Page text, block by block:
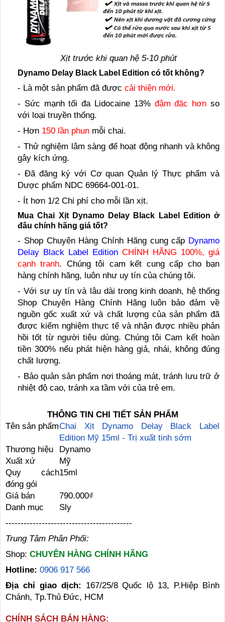
Xịt trước khi quan hệ 5-10 phút
Dynamo Delay Black Label Edition có tốt không?
- Là một sản phẩm đã được cải thiện mới.
- Sức mạnh tối đa Lidocaine 13% đậm đặc hơnso
với loại truyền thống.
- Hơn 150 lần phun mỗi chai.
- Thử nghiệm lâm sàng để hoạt động nhanh và không
gây kích ứng.
- Đã đăng ký với Cơ quan Quản lý Thực phẩm và
Dược phẩm NDC 69664-001-01.
- Ít hơn 1/2 Chi phí cho mỗi lần xịt.
Mua Chai Xịt Dynamo Delay Black Label Edition ở
đâu chính hãng giá tốt?
- Shop Chuyên Hàng Chính Hãng cung cấp Dynamo
Delay Black Label Edition CHÍNH HÃNG 100%, giá
cạnh tranh. Chúng tôi cam kết cung cấp cho bạn
hàng chính hãng, luôn như uy tín của chúng tôi.
- Với sự uy tín và lâu dài trong kinh doanh, hệ thống
Shop Chuyên Hàng Chính Hãng luôn bảo đảm về
nguồn gốc xuất xứ và chất lượng của sản phẩm đã
được kiểm nghiệm thực tế và nhận được nhiều phản
hồi tốt từ người tiêu dùng. Chúng tôi Cam kết hoàn
tiền 300% nếu phát hiện hàng giả, nhái, không đúng
chất lượng.
- Bảo quản sản phẩm nơi thoáng mát, tránh lưu trữ ở
nhiệt độ cao, tránh xa tầm với của trẻ em.
THÔNG TIN CHI TIẾT SẢN PHẨM
Tên sản phẩmChai Xịt Dynamo Delay Black Label
Edition Mỹ 15ml - Trị xuất tinh sớm
Thương hiệu
Dynamo
Xuất xứ
Mỹ
Quy cách
đóng gói
15ml
Giá bán
790.000₫
Danh mục
Sly
------------------------------------------
Trung Tâm Phân Phối:
Shop: CHUYÊN HÀNG CHÍNH HÃNG
Hotline: 0906 917 566
Địa chỉ giao dịch: 167/25/8 Quốc lộ 13, P.Hiệp Bình
Chánh, Tp.Thủ Đức, HCM
CHÍNH SÁCH BÁN HÀNG: